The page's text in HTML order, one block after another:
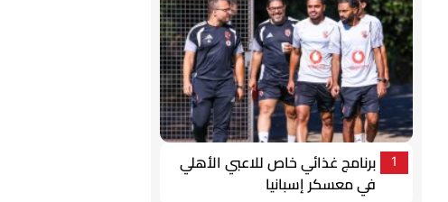
1
برنامج غذائي خاص للاعبي الأهلي
في معسكر إسبانيا